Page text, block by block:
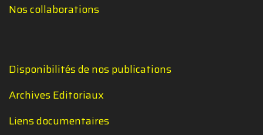
Nos collaborations
Disponibilités de nos publications
Archives Editoriaux
Liens documentaires